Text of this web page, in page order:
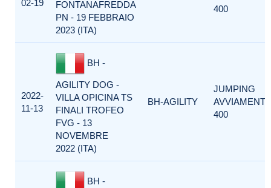
02-19
FONTANAFREDDA
PN - 19 FEBBRAIO
2023 (ITA)
400
2022-
11-13
BH -
AGILITY DOG -
VILLA OPICINA TS
FINALI TROFEO
FVG - 13
NOVEMBRE
2022 (ITA)
BH-AGILITY
JUMPING
400
BH -